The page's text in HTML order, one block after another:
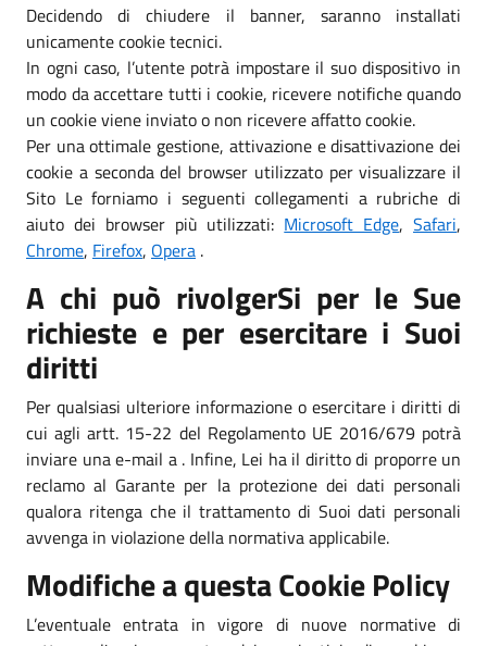
Decidendo di chiudere il banner, saranno installati
unicamente cookie tecnici.
In ogni caso, l’utente potrà impostare il suo dispositivo in
modo da accettare tutti i cookie, ricevere notifiche quando
un cookie viene inviato o non ricevere affatto cookie.
Per una ottimale gestione, attivazione e disattivazione dei
cookie a seconda del browser utilizzato per visualizzare il
Sito Le forniamo i seguenti collegamenti a rubriche di
aiuto dei browser più utilizzati: Microsoft Edge,Safari,
Chrome, Firefox, Opera .
A chi può rivolgerSi per le Sue
richieste e per esercitare i Suoi
diritti
Per qualsiasi ulteriore informazione o esercitare i diritti di
cui agli artt. 15-22 del Regolamento UE 2016/679 potrà
inviare una e-mail a . Infine, Lei ha il diritto di proporre un
reclamo al Garante per la protezione dei dati personali
qualora ritenga che il trattamento di Suoi dati personali
avvenga in violazione della normativa applicabile.
Modifiche a questa Cookie Policy
L’eventuale entrata in vigore di nuove normative di